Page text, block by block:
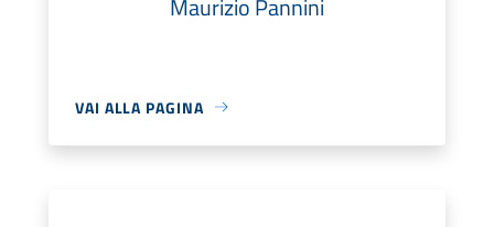
VAI ALLA PAGINA